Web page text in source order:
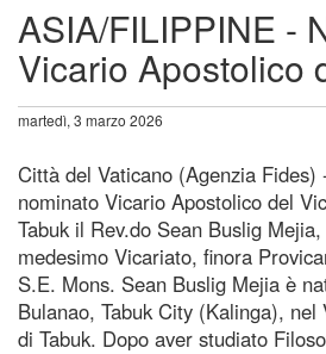
ASIA/FILIPPINE -
Vicario Apostolico
martedì, 3 marzo 2026
Città del Vaticano (Agenzia Fides)
nominato Vicario Apostolico del
Tabuk il Rev.do Sean Buslig
medesimo Vicariato, finora
S.E. Mons. Sean Buslig Mejia è
Bulanao, Tabuk City (Kalinga),
di Tabuk. Dopo aver studiato